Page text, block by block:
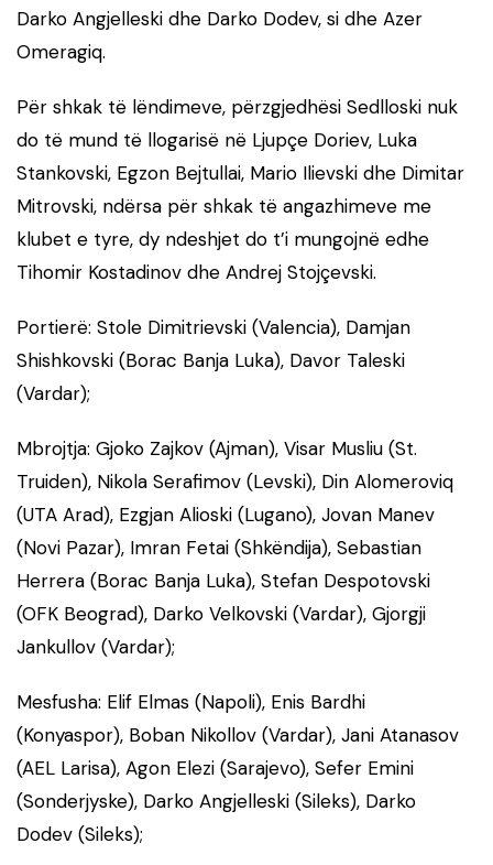
Darko Angjelleski dhe Darko Dodev, si dhe Azer
Omeragiq.
Për shkak të lëndimeve, përzgjedhësi Sedlloski nuk
do të mund të llogarisë në Ljupçe Doriev, Luka
Stankovski, Egzon Bejtullai, Mario Ilievski dhe Dimitar
Mitrovski, ndërsa për shkak të angazhimeve me
klubet e tyre, dy ndeshjet do t’i mungojnë edhe
Tihomir Kostadinov dhe Andrej Stojçevski.
Portierë: Stole Dimitrievski (Valencia), Damjan
Shishkovski (Borac Banja Luka), Davor Taleski
(Vardar);
Mbrojtja: Gjoko Zajkov (Ajman), Visar Musliu (St.
Truiden), Nikola Serafimov (Levski), Din Alomeroviq
(UTA Arad), Ezgjan Alioski (Lugano), Jovan Manev
(Novi Pazar), Imran Fetai (Shkëndija), Sebastian
Herrera (Borac Banja Luka), Stefan Despotovski
(OFK Beograd), Darko Velkovski (Vardar), Gjorgji
Jankullov (Vardar);
Mesfusha: Elif Elmas (Napoli), Enis Bardhi
(Konyaspor), Boban Nikollov (Vardar), Jani Atanasov
(AEL Larisa), Agon Elezi (Sarajevo), Sefer Emini
(Sonderjyske), Darko Angjelleski (Sileks), Darko
Dodev (Sileks);